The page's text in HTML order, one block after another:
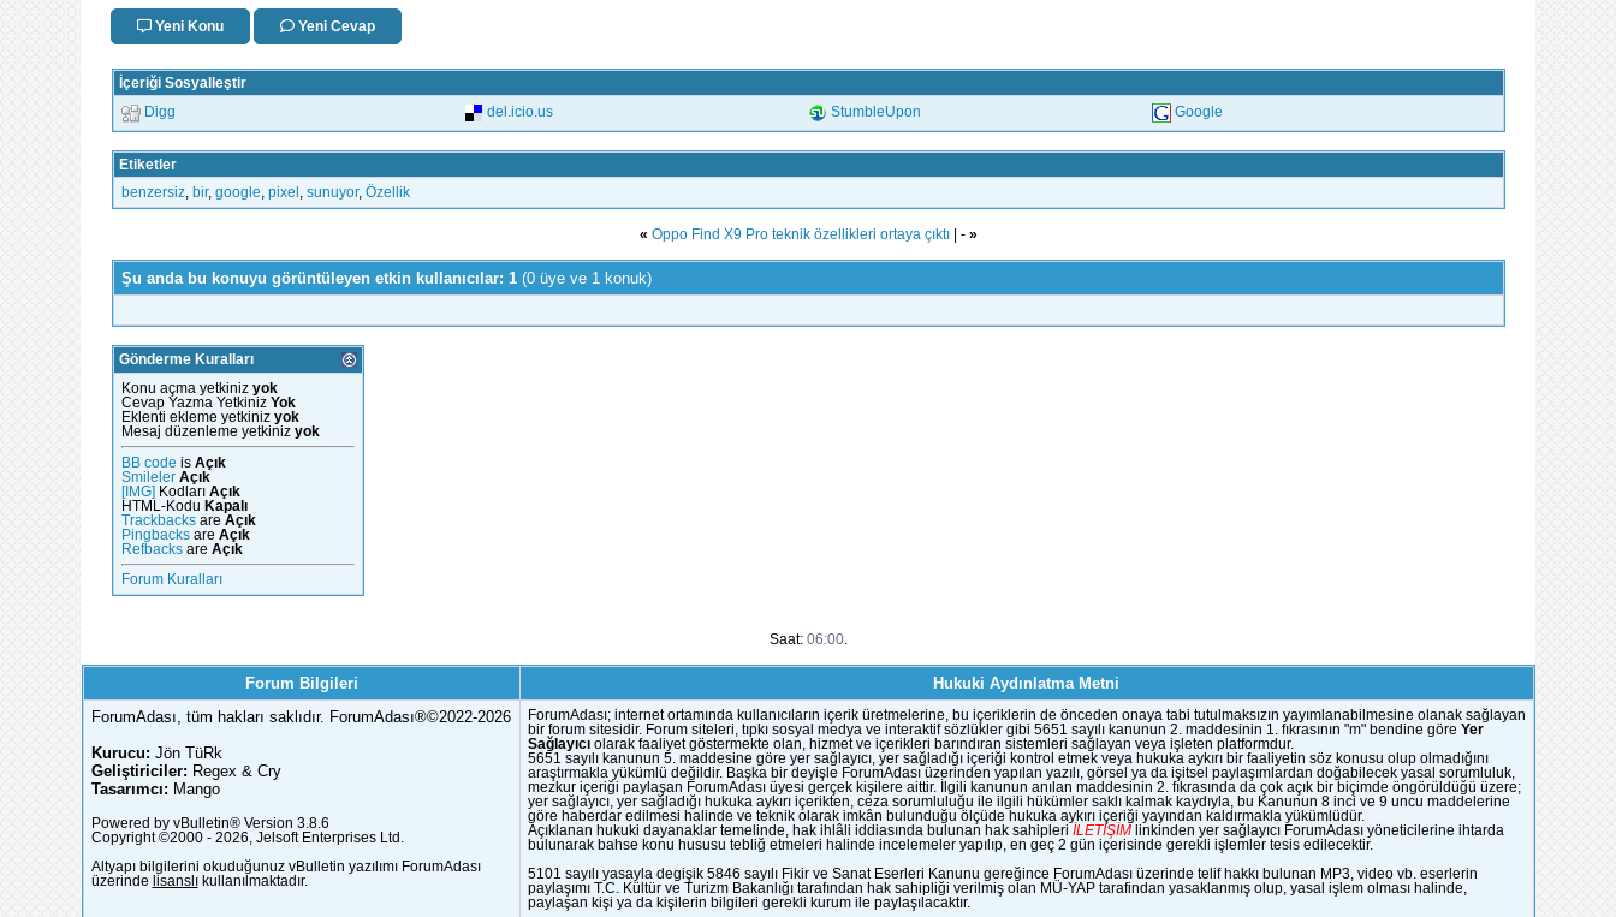
Yeni Konu Yeni Cevap
İçeriği Sosyalleştir
Digg del.icio.us StumbleUpon Google
Etiketler
benzersiz, bir, google pixel sunuyor, Özellik
« Oppo Find X9 Pro teknik özellikleri ortaya çıktı| - »
Şu anda bu konuyu görüntüleyen etkin kullanıcılar: 1 (0 üye ve 1 konuk)
Gönderme Kuralları
Konu açma yetkiniz yok
Cevap Yazma Yetkiniz Yok
Eklenti ekleme yetkiniz yok
Mesaj düzenleme yetkiniz yok
BB code is Açık
Smileler Açık
[IMG] Kodları Açık
HTML-Kodu Kapalı
Trackbacksare Açık
Pingbacksare Açık
Refbacksare Açık
Forum Kuralları
Saat: 06:00.
Forum Bilgileri
Hukuki Aydınlatma Metni
ForumAdası, tüm hakları saklıdır. ForumAdası®©2022-2026
Kurucu: Jön TüRk
Geliştiriciler: Regex & Cry
Tasarımcı: Mango
Powered by vBulletin® Version 3.8.6
Copyright ©2000 - 2026, Jelsoft Enterprises Ltd.
Altyapı bilgilerini okuduğunuz vBulletin yazılımı ForumAdası
üzerinde lisanslıkullanılmaktadır.
ForumAdası; internet ortamında kullanıcıların içerik üretmelerine, bu içeriklerin de önceden onaya tabi tutulmaksızın yayımlanabilmesine olanak sağlayan
bir forum sitesidir. Forum siteleri, tıpkı sosyal medya ve interaktif sözlükler gibi 5651 sayılı kanunun 2. maddesinin 1. fıkrasının "m" bendine göre Yer
Sağlayıcıolarak faaliyet göstermekte olan, hizmet ve içerikleri barındıran sistemleri sağlayan veya işleten platformdur.
5651 sayılı kanunun 5. maddesine göre yer sağlayıcı, yer sağladığı içeriği kontrol etmek veya hukuka aykırı bir faaliyetin söz konusu olup olmadığını
araştırmakla yükümlü değildir. Başka bir deyişle ForumAdası üzerinden yapılan yazılı, görsel ya da işitsel paylaşımlardan doğabilecek yasal sorumluluk,
mezkur içeriği paylaşan ForumAdası üyesi gerçek kişilere aittir. İlgili kanunun anılan maddesinin 2. fıkrasında da çok açık bir biçimde öngörüldüğü üzere;
yer sağlayıcı, yer sağladığı hukuka aykırı içerikten, ceza sorumluluğu ile ilgili hükümler saklı kalmak kaydıyla, bu Kanunun 8 inci ve 9 uncu maddelerine
göre haberdar edilmesi halinde ve teknik olarak imkân bulunduğu ölçüde hukuka aykırı içeriği yayından kaldırmakla yükümlüdür.
Açıklanan hukuki dayanaklar temelinde, hak ihlâli iddiasında bulunan hak sahipleri İLETİŞİMlinkinden yer sağlayıcı ForumAdası yöneticilerine ihtarda
bulunarak bahse konu hususu tebliğ etmeleri halinde incelemeler yapılıp, en geç 2 gün içerisinde gerekli işlemler tesis edilecektir.
5101 sayılı yasayla degişik 5846 sayılı Fikir ve Sanat Eserleri Kanunu gereğince ForumAdası üzerinde telif hakkı bulunan MP3, video vb. eserlerin
paylaşımı T.C. Kültür ve Turizm Bakanlığı tarafından hak sahipliği verilmiş olan MÜ-YAP tarafindan yasaklanmış olup, yasal işlem olması halinde,
paylaşan kişi ya da kişilerin bilgileri gerekli kurum ile paylaşılacaktır.